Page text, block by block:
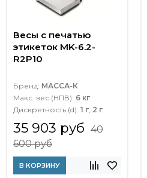
Весы с печатью
этикеток MK-6.2-
R2P10
Бренд: МАССА-К
Макс. вес (НПВ): 6 кг
Дискретность (d): 1 г, 2 г
35 903 руб 40
600 руб
В КОРЗИНУ